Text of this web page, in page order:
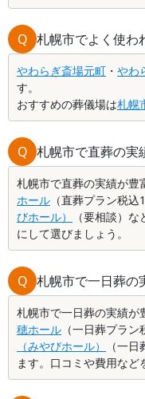
Q 札幌市でよく使わ
やわらぎ斎場元町 ・ やわ
す。
おすすめの葬儀場は札幌
Q 札幌市で直葬の実
札幌市で直葬の実績が豊
ホール （直葬プラン税込
びホール）
（要相談）
にして選びましょう。
Q 札幌市で一日葬の
札幌市で一日葬の実績が
穂ホール （一日葬プラン
（みやびホール）
（一
ます。口コミや費用など